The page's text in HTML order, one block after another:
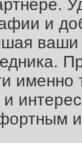
и
именно